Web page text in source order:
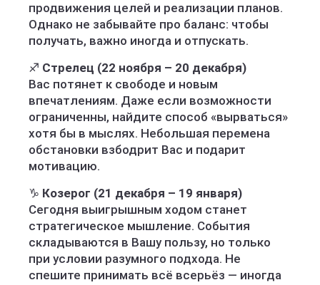
продвижения целей и реализации планов.
Однако не забывайте про баланс: чтобы
получать, важно иногда и отпускать.
♐ Стрелец (22 ноября – 20 декабря)
Вас потянет к свободе и новым
впечатлениям. Даже если возможности
ограниченны, найдите способ «вырваться»
хотя бы в мыслях. Небольшая перемена
обстановки взбодрит Вас и подарит
мотивацию.
♑ Козерог (21 декабря – 19 января)
Сегодня выигрышным ходом станет
стратегическое мышление. События
складываются в Вашу пользу, но только
при условии разумного подхода. Не
спешите принимать всё всерьёз — иногда